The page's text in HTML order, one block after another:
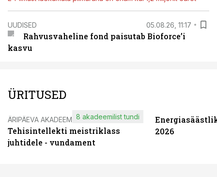
UUDISED 05.08.26, 11:17
Rahvusvaheline fond paisutab Bioforce’i
kasvu
ÜRITUSED
ÄRIPÄEVA AKADEEMIA
Tehisintellekti meistriklass
juhtidele - vundament
8 akadeemilist tundi
2026